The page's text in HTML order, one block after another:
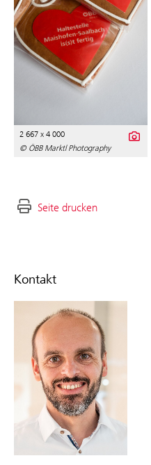
Kontakt
2 667 x 4 000
© ÖBB Marktl Photography
Seite drucken